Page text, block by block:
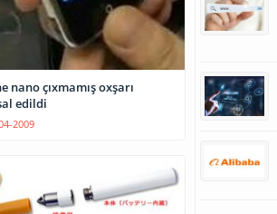
nano çıxmamış oxşarı
edildi
2009